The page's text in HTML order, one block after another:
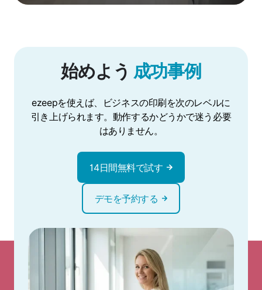
始めよう 成功事例
ezeepを使えば、ビジネスの印刷を次のレベルに
引き上げられます。動作するかどうかで迷う必要
はありません。
14日間無料で試す
デモを予約する